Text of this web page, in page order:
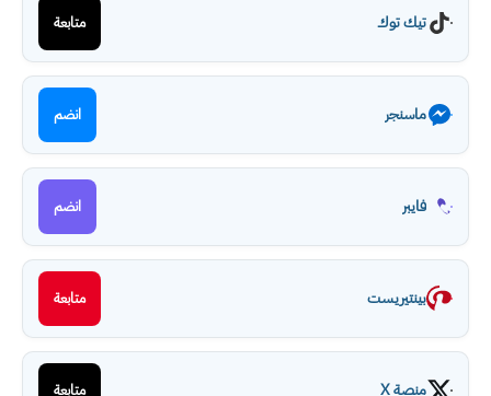
تيك توك متابعة
ماسنجر انضم
فايبر انضم
بينتيريست متابعة
منصة X متابعة